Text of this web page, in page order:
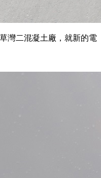
灣二混凝土廠，就新的電